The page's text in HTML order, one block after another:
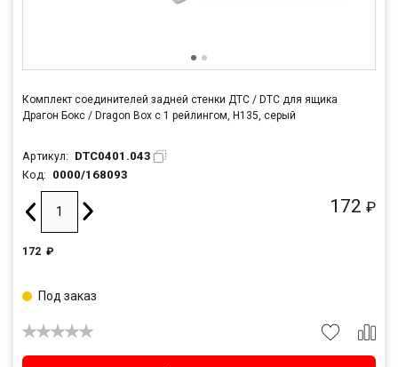
Комплект соединителей задней стенки ДТС / DTC для ящика
Драгон Бокс / Dragon Box с 1 рейлингом, H135, серый
Артикул: DTC0401.043
Код: 0000/168093
172 ₽
172 ₽
Под заказ